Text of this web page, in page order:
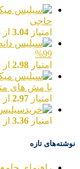
حاجی
امتیاز 3.04 از 5
99%
امتیاز 2.98 از 5
با مش های
امتیاز 2.97 از 5
امتیاز 3.36 از 5
نوشته‌های تازه